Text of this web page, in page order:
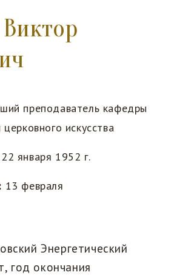
преподаватель кафедры
искусства
22 января 1952 г.
13 февраля
Энергетический
год окончания